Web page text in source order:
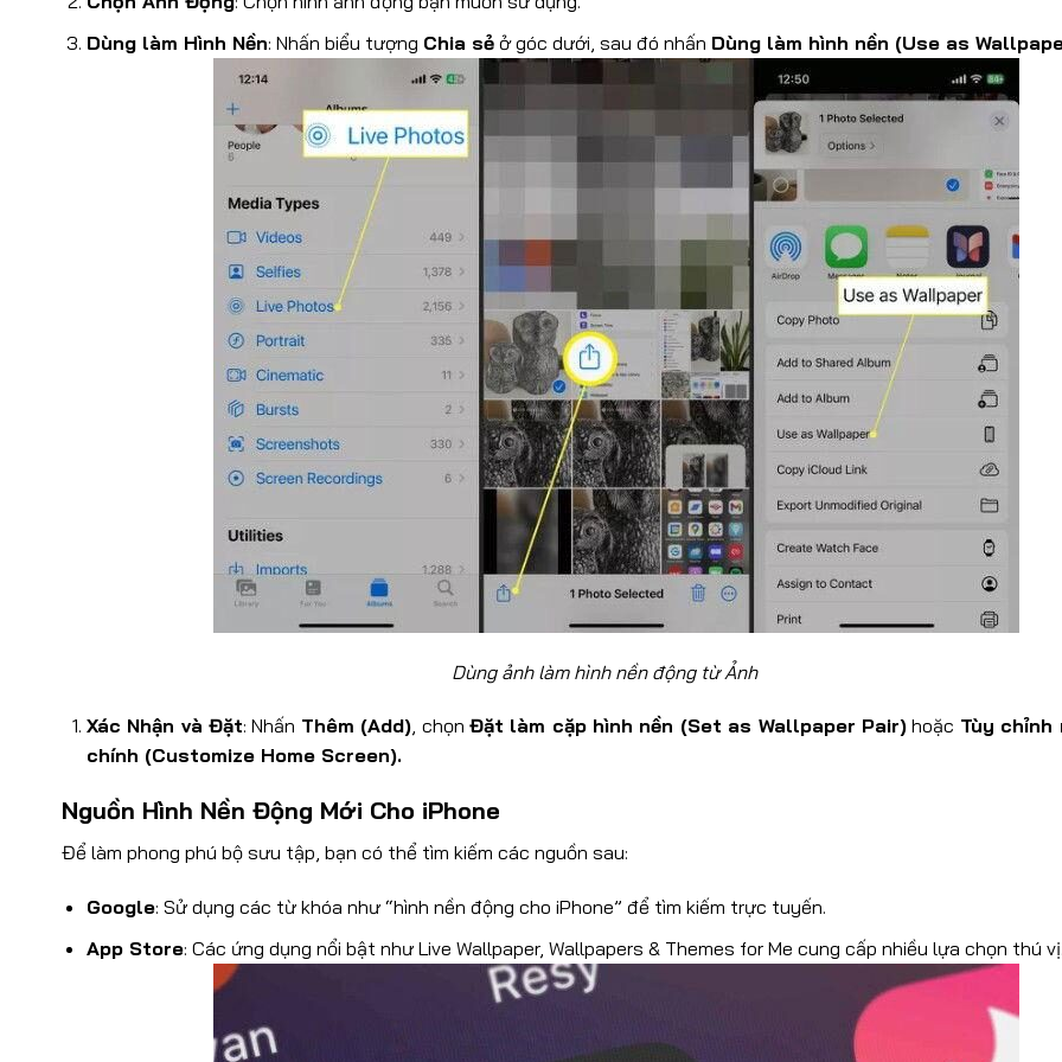
Dùng làm Hình Nền: Nhấn biểu tượng Chia sẻở góc dưới, sau đó nhấn Dùng làm hình nền (Use as
Dùng ảnh làm hình nền động từ Ảnh
Xác Nhận và Đặt: Nhấn Thêm (Add), chọn Đặt làm cặp hình nền (Set as Wallpaper Pair) hoặc Tùy chỉnh
chính (Customize Home Screen).
Nguồn Hình Nền Động Mới Cho iPhone
Để làm phong phú bộ sưu tập, bạn có thể tìm kiếm các nguồn sau:
Google: Sử dụng các từ khóa như “hình nền động cho iPhone” để tìm kiếm trực tuyến.
App Store: Các ứng dụng nổi bật như Live Wallpaper, Wallpapers & Themes for Me cung cấp nhiều lựa chọn thú